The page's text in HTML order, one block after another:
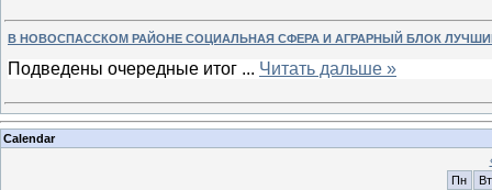
В НОВОСПАССКОМ РАЙОНЕ СОЦИАЛЬНАЯ СФЕРА И АГРАРНЫЙ БЛОК
Подведены очередные итог ... Читать дальше »
Calendar
Пн
Вт